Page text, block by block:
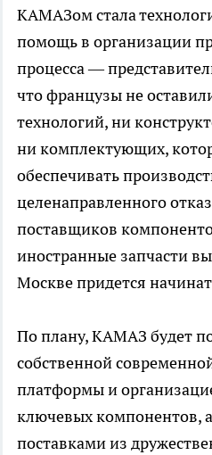
КАМАЗом стала
помощь в организации
процесса —
что французы не
технологий, ни
ни комплектующих,
обеспечивать
целенаправленного
поставщиков
иностранные запчасти
Москве придется
По плану, КАМАЗ будет
собственной
платформы и
ключевых компонентов,
поставками из